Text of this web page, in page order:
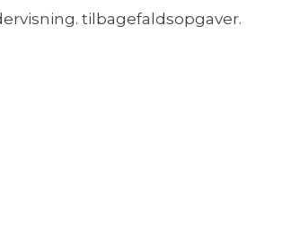
tilbagefaldsopgaver.